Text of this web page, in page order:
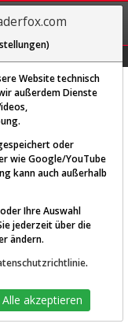
REGIS-
TRIEREN
für
von
Website technisch
außerdem Dienste
oder
wie Google/YouTube
kann auch außerhalb
Ihre Auswahl
jederzeit über die
ändern.
.
Alle akzeptieren